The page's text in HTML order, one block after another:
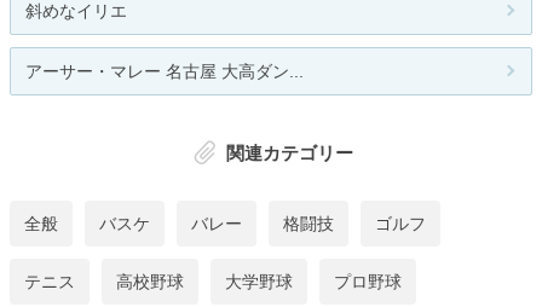
斜めなイリエ
アーサー・マレー 名古屋 大高ダン...
関連カテゴリー
全般 バスケ バレー 格闘技 ゴルフ
テニス 高校野球 大学野球 プロ野球